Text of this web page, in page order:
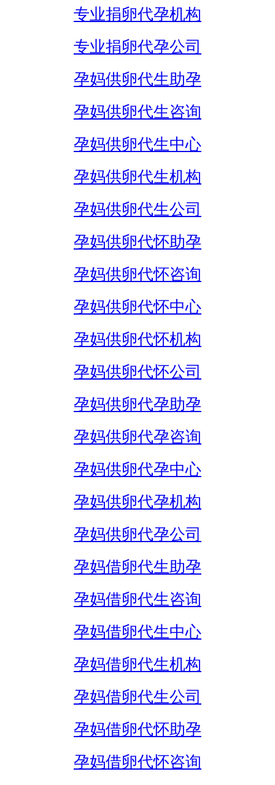
专业捐卵代孕机构
专业捐卵代孕公司
孕妈供卵代生助孕
孕妈供卵代生咨询
孕妈供卵代生中心
孕妈供卵代生机构
孕妈供卵代生公司
孕妈供卵代怀助孕
孕妈供卵代怀咨询
孕妈供卵代怀中心
孕妈供卵代怀机构
孕妈供卵代怀公司
孕妈供卵代孕助孕
孕妈供卵代孕咨询
孕妈供卵代孕中心
孕妈供卵代孕机构
孕妈供卵代孕公司
孕妈借卵代生助孕
孕妈借卵代生咨询
孕妈借卵代生中心
孕妈借卵代生机构
孕妈借卵代生公司
孕妈借卵代怀助孕
孕妈借卵代怀咨询